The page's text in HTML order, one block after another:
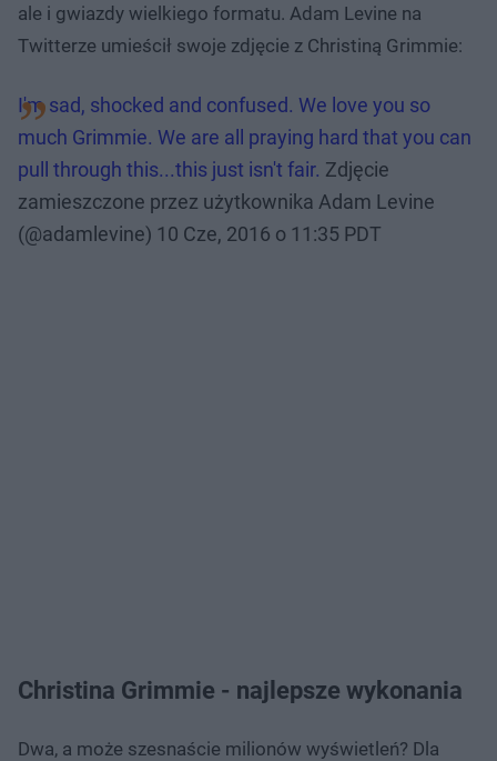
ale i gwiazdy wielkiego formatu. Adam Levine na
Twitterze umieścił swoje zdjęcie z Christiną Grimmie:
I'm sad, shocked and confused. We love you so
much Grimmie. We are all praying hard that you can
pull through this...this just isn't fair. Zdjęcie
zamieszczone przez użytkownika Adam Levine
(@adamlevine) 10 Cze, 2016 o 11:35 PDT
Christina Grimmie - najlepsze wykonania
Dwa, a może szesnaście milionów wyświetleń? Dla